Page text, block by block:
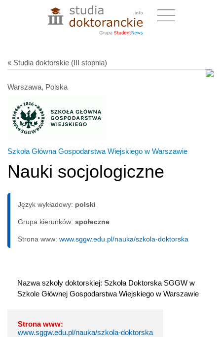
« Studia doktorskie (III stopnia)
Warszawa, Polska
Szkoła Główna Gospodarstwa Wiejskiego w Warszawie
Nauki socjologiczne
Język wykładowy: polski
Grupa kierunków: społeczne
Strona www: www.sggw.edu.pl/nauka/szkola-doktorska
Nazwa szkoły doktorskiej: Szkoła Doktorska SGGW w
Szkole Głównej Gospodarstwa Wiejskiego w Warszawie
Strona www:
www.sggw.edu.pl/nauka/szkola-doktorska